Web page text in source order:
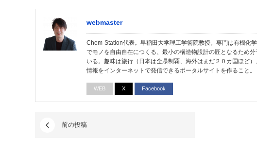
webmaster
Chem-Station代表。早稲田大学理工学術院教授。専門は有機化
でモノを自由自在につくる、最小の構造物設計の匠となるため
いる。趣味は旅行（日本は全県制覇、海外はまだ２０カ国ほど
情報をインターネットで発信できるポータルサイトを作ること。
WEB X Facebook
前の投稿